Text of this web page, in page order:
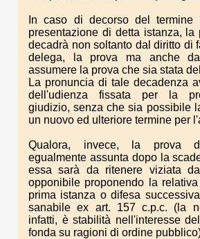
In caso di decorso del termine
presentazione di detta istanza, la
decadrà non soltanto dal diritto di
delega, la prova ma anche
assumere la prova che sia stata
La pronuncia di tale decadenza
dell'udienza fissata per la
giudizio, senza che sia possibile
un nuovo ed ulteriore termine per
Qualora, invece, la prova
egualmente assunta dopo la
essa sarà da ritenere viziata
opponibile proponendo la
prima istanza o difesa
sanabile ex art. 157 c.p.c. (la
infatti, è stabilità nell'interesse
fonda su ragioni di ordine